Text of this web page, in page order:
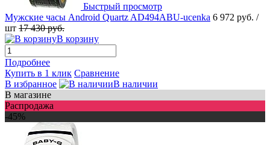
Быстрый просмотр
Мужские часы Android Quartz AD494ABU-ucenka 6 972 руб. /
шт 17 430 руб.
В корзину
Подробнее
Купить в 1 клик Сравнение
В избранное
В наличии
В магазине
Распродажа
-45%